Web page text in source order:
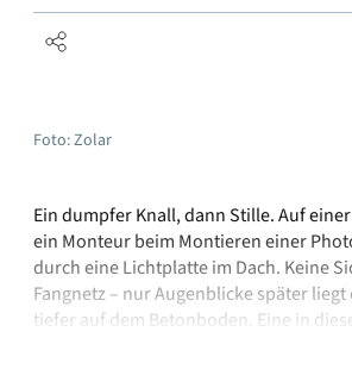
Foto: Zolar
Ein dumpfer Knall, dann Stille. Auf
ein Monteur beim Montieren einer
durch eine Lichtplatte im Dach. Keine
Fangnetz – nur Augenblicke später
tiefer auf dem Betonboden. Eine in